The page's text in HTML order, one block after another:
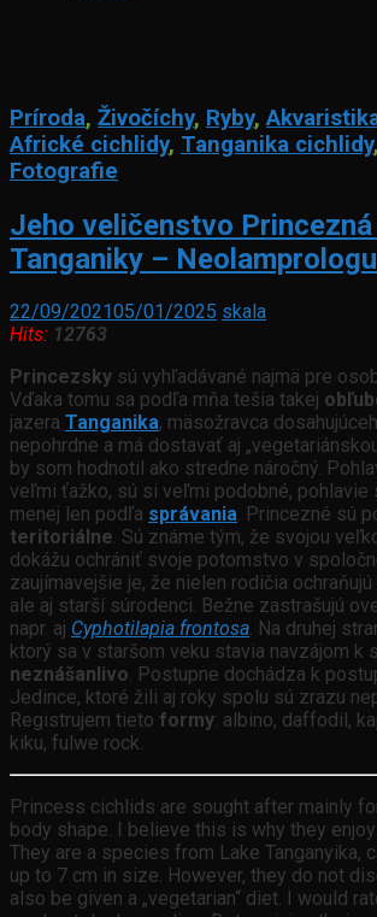
Príroda, Živočíchy, Ryby,
Africké cichlidy, Tanganika cichlidy,
Fotografie
Jeho veličenstvo Princezná
Tanganiky –
22/09/202105/01/2025 skala
Hits: 12763
Princezsky sú vyhľadávané najmä pre
Vďaka tomu sa podľa mňa tešia takej
jazera Tanganika, mäsožravca
nepohrdne a má dostavať aj
by som hodnotil ako stredne náročný.
veľmi ťažko, sú si veľmi podobné, pohlavie
menej len podľa správania. Princezné sú
teritoriálne. Sú známe tým, že svojou
dokážu ochrániť svoje potomstvo v
zaujímavejšie je, že nielen rodičia
ale aj starší súrodenci. Bežne zastrašujú
napr. aj Cyphotilapia frontosa. Na druhej
ktorý sa v staršom veku stavia navzájom k
neznášanlivo. Postupne dochádza k
Jedince, ktoré žili aj roky spolu sú zrazu
Registrujem tieto formy: albino, daffodil,
kiku, fulwe rock.
Princess cichlids are sought after mainly
body shape. I believe this is why they
They are a species from Lake Tanganyika,
up to 7 cm in size. However, they do not
also be given a „vegetarian“ diet. I would